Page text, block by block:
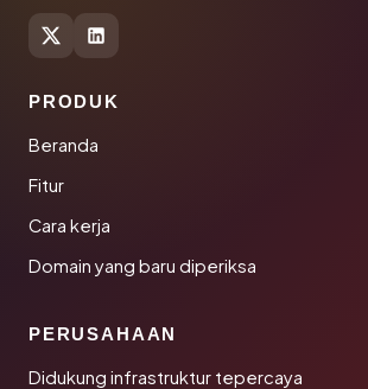
PRODUK
Beranda
Fitur
Cara kerja
Domain yang baru diperiksa
PERUSAHAAN
Didukung infrastruktur tepercaya